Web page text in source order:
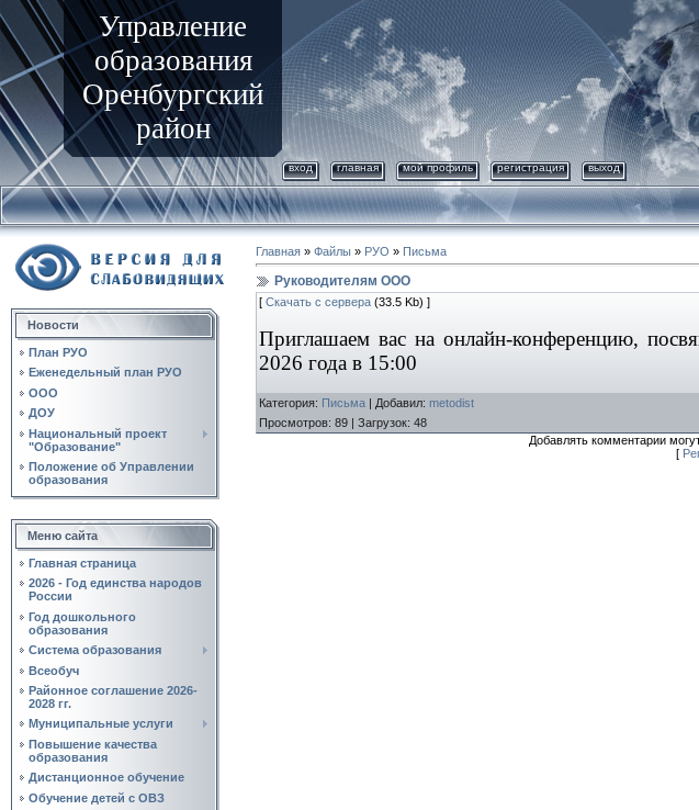
Управление
образования
Оренбургский
район
вход главная мой профиль регистрация выход
Новости
План РУО
Еженедельный план РУО
ООО
ДОУ
Национальный проект
"Образование"
Положение об Управлении
образования
Меню сайта
Главная страница
2026 - Год единства народов
России
Год дошкольного
образования
Система образования
Всеобуч
Районное соглашение 2026-
2028 гг.
Муниципальные услуги
Повышение качества
образования
Дистанционное обучение
Обучение детей с ОВЗ
Главная » Файлы » РУО » Письма
Руководителям ООО
[ Скачать с сервера (33.5 Kb) ]
Приглашаем вас на онлайн-конференцию,
2026 года в 15:00
Категория: Письма | Добавил: metodist
Просмотров: 89 | Загрузок: 48
Добавлять комментарии
[